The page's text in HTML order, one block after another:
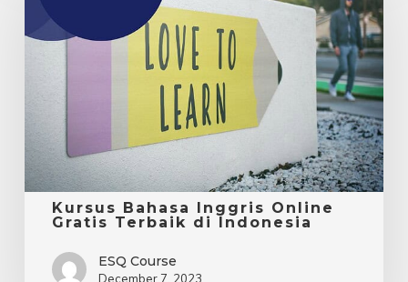
Inggris
Online
Indonesia
Kursus Bahasa Inggris Online
Gratis Terbaik di Indonesia
ESQ Course
December 7, 2023